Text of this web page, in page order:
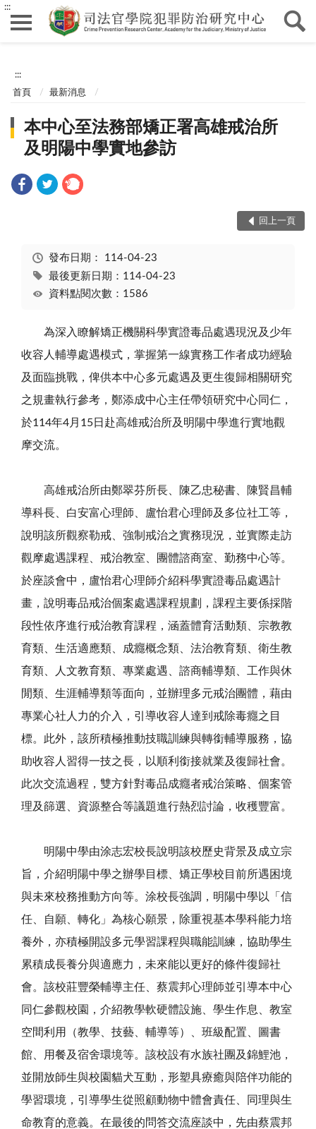
:::
:::
首頁 最新消息
本中心至法務部矯正署高雄戒治所
及明陽中學實地參訪
回上一頁
發布日期： 114-04-23
最後更新日期：114-04-23
資料點閱次數：1586
為深入瞭解矯正機關科學實證毒品處遇現況及少年
收容人輔導處遇模式，掌握第一線實務工作者成功經驗
及面臨挑戰，俾供本中心多元處遇及更生復歸相關研究
之規畫執行參考，鄭添成中心主任帶領研究中心同仁，
於114年4月15日赴高雄戒治所及明陽中學進行實地觀
摩交流。
高雄戒治所由鄭翠芬所長、陳乙忠秘書、陳賢昌輔
導科長、白安富心理師、盧怡君心理師及多位社工等，
說明該所觀察勒戒、強制戒治之實務現況，並實際走訪
觀摩處遇課程、戒治教室、團體諮商室、勤務中心等。
於座談會中，盧怡君心理師介紹科學實證毒品處遇計
畫，說明毒品戒治個案處遇課程規劃，課程主要係採階
段性依序進行戒治教育課程，涵蓋體育活動類、宗教教
育類、生活適應類、成癮概念類、法治教育類、衛生教
育類、人文教育類、專業處遇、諮商輔導類、工作與休
閒類、生涯輔導類等面向，並辦理多元戒治團體，藉由
專業心社人力的介入，引導收容人達到戒除毒癮之目
標。此外，該所積極推動技職訓練與轉銜輔導服務，協
助收容人習得一技之長，以順利銜接就業及復歸社會。
此次交流過程，雙方針對毒品成癮者戒治策略、個案管
理及篩選、資源整合等議題進行熱烈討論，收穫豐富。
明陽中學由涂志宏校長說明該校歷史背景及成立宗
旨，介紹明陽中學之辦學目標、矯正學校目前所遇困境
與未來校務推動方向等。涂校長強調，明陽中學以「信
任、自願、轉化」為核心願景，除重視基本學科能力培
養外，亦積極開設多元學習課程與職能訓練，協助學生
累積成長養分與適應力，未來能以更好的條件復歸社
會。該校莊豐榮輔導主任、 蔡震邦心理師並引導本中心
同仁參觀校園，介紹教學軟硬體設施、學生作息、教室
空間利用（教學、技藝、輔導等）、班級配置、圖書
館、用餐及宿舍環境等。該校設有水族社團及錦鯉池，
並開放師生與校園貓犬互動，形塑具療癒與陪伴功能的
學習環境，引導學生從照顧動物中體會責任、同理與生
命教育的意義。在最後的問答交流座談中，先由蔡震邦